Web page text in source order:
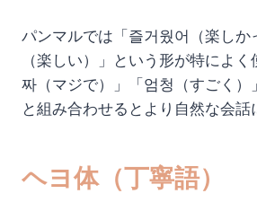
パンマルでは「즐거웠어（楽しか
（楽しい）」という形が特によ
짜（マジで）」「엄청（すごく）
と組み合わせるとより自然な会話
ヘヨ体（丁寧語）